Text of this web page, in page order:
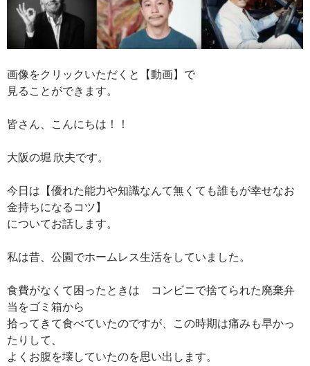
画像をクリックいただくと【動画】で
見ることができます。
皆さん、こんにちは！！
大阪の堀 欣夫です。
今日は【優れた能力や知識なんて無くても誰もが幸せなお
金持ちになるコツ】
についてお話します。
私は昔、公園でホームレス生活をしていました。
食費がなくて困ったときは コンビニで捨てられた廃棄弁
当をゴミ箱から
拾ってきて食べていたのですが、この時期は痛みも早かっ
たりして、
よくお腹を壊していたのを思い出します。